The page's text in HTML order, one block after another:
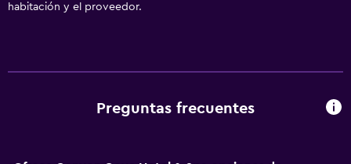
habitación y el proveedor.
Preguntas frecuentes